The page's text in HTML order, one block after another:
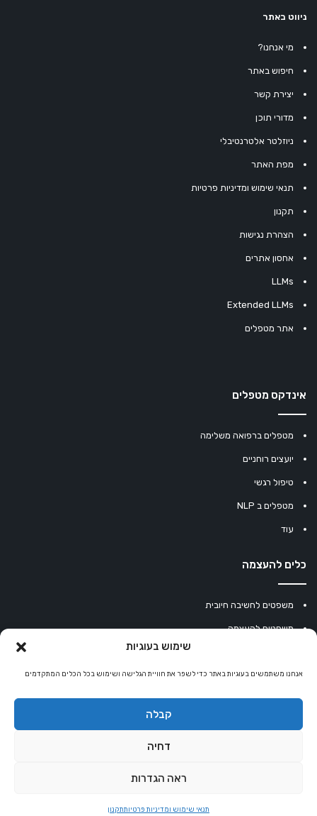
שימוש בעוגיות
אנחנו משתמשים בעוגיות באתר כדי לשפר את חוויית הגלישה ושימוש בכל הכלים המתקדמים
קבלה
דחיה
ראה הגדרות
תנאי שימוש ומדיניות פרטיותתקנון
ניווט באתר
מי אנחנו?
חיפוש באתר
יצירת קשר
מדורי תוכן
ניוזלטר אלטרנטיבלי
מפת האתר
תנאי שימוש ומדיניות פרטיות
תקנון
הצהרת נגישות
אחסון אתרים
LLMs
Extended LLMs
אתר מטפלים
אינדקס מטפלים
מטפלים ברפואה משלימה
יועצים רוחניים
טיפול רגשי
מטפלים ב NLP
עוד
כלים להעצמה
משפטים לחשיבה חיובית
משפטים להעצמה
מחשבון נומרולוגיה
קריסטלים למזלות
© כל הזכויות שמורות 2026 |